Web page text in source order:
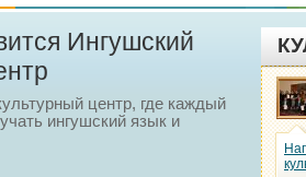
Ингушский
центр, где каждый
ингушский язык и